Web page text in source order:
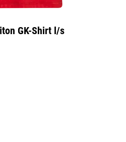
GK-Shirt l/s